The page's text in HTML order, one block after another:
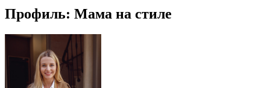
здесь:
Профиль: Мама на стиле